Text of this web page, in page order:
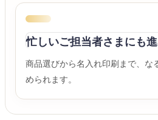
忙しいご担当者さまにも
商品選びから名入れ印刷まで、な
められます。